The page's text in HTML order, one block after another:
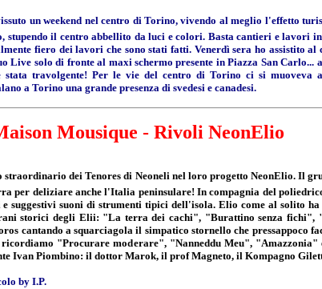
un weekend nel centro di Torino, vivendo al meglio l'effetto
il centro abbellito da luci e colori. Basta cantieri e lavori
fiero dei lavori che sono stati fatti. Venerdì sera ho assistito
solo di fronte al maxi schermo presente in Piazza San Carlo...
stata travolgente! Per le vie del centro di Torino ci si muoveva
a Torino una grande presenza di svedesi e canadesi.
Mousique - Rivoli NeonElio
straordinario dei Tenores di Neoneli nel loro progetto NeonElio. Il
per deliziare anche l'Italia peninsulare! In compagnia del
suggestivi suoni di strumenti tipici dell'isola. Elio come al solito
storici degli Elii: "La terra dei cachi", "Burattino senza fichi",
cantando a squarciagola il simpatico stornello che
"Procurare moderare", "Nanneddu Meu", "Amazzonia"
Ivan Piombino: il dottor Marok, il prof Magneto, il Kompagno
by I.P.